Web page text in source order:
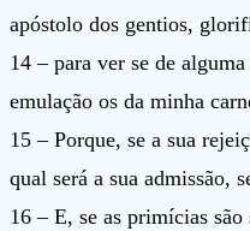
apóstolo dos gentios,
14 – para ver se de
emulação os da minha
15 – Porque, se a sua
qual será a sua admissão,
16 – E, se as primícias são